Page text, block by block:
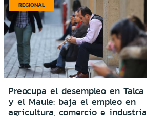
REGIONAL
Preocupa el desempleo en Talca
y el Maule: baja el empleo en
agricultura, comercio e industria